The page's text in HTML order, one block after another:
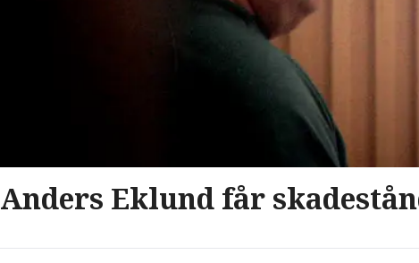
Anders Eklund får